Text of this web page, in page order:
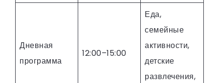
Дневная
программа
12:00–15:00
Еда,
семейные
активности,
детские
развлечения,